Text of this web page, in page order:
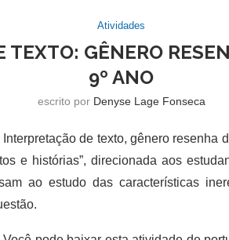
Atividades
TEXTO: GÊNERO
9º ANO
escrito por Denyse Lage Fonseca
de texto, gênero resenha
e histórias”, direcionada aos
ao estudo das características